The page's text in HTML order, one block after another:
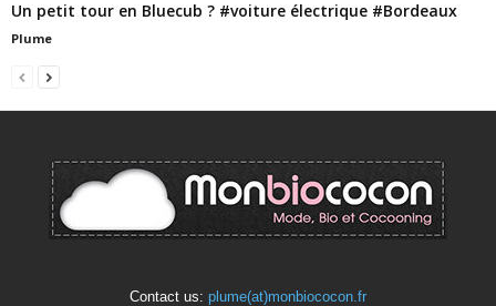
Un petit tour en Bluecub ? #voiture électrique #Bordeaux
Plume
Contact us: plume(at)monbiococon.fr